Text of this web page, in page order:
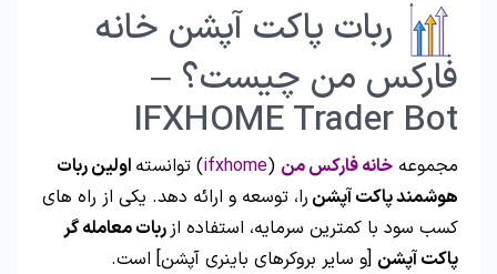
ربات پاکت آپشن خانه
فارکس من چیست؟ –
IFXHOME Trader Bot
مجموعه خانه فارکس من (
ifxhome) توانسته اولین ربات
هوشمند پاکت آپشن را، توسعه و ارائه دهد. یکی از راه های
کسب سود با کمترین سرمایه، استفاده ازربات معامله گر
پاکت آپشن [و سایر بروکرهای باینری آپشن] است.